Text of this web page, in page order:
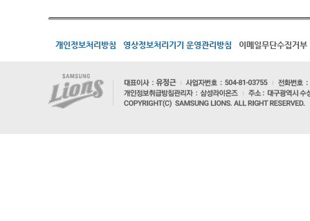
개인정보처리방침 영상정보처리기기 운영관리방침 이메일무단수집거부